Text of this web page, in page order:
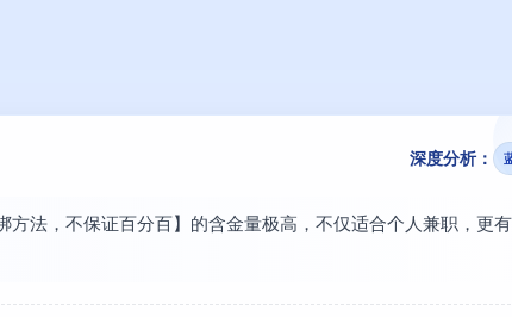
深度分析：
法，不保证百分百】的含金量极高，不仅适合个人兼职，更有